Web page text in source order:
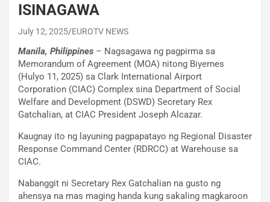
ISINAGAWA
July 12, 2025 EUROTV NEWS
Manila, Philippines – Nagsagawa ng pagpirma sa
Memorandum of Agreement (MOA) nitong Biyernes
(Hulyo 11, 2025) sa Clark International Airport
Corporation (CIAC) Complex sina Department of Social
Welfare and Development (DSWD) Secretary Rex
Gatchalian, at CIAC President Joseph Alcazar.
Kaugnay ito ng layuning pagpapatayo ng Regional Disaster
Response Command Center (RDRCC) at Warehouse sa
CIAC.
Nabanggit ni Secretary Rex Gatchalian na gusto ng
ahensya na mas maging handa kung sakaling magkaroon